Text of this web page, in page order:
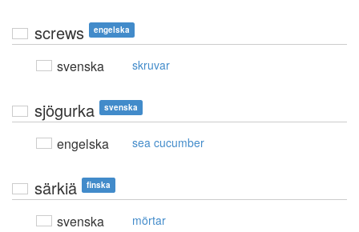
screws engelska
svenska skruvar
sjögurka svenska
engelska sea cucumber
särkiä finska
svenska mörtar